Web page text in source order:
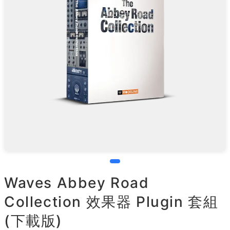
Waves Abbey Road
Collection 效果器 Plugin 套組
(下載版)